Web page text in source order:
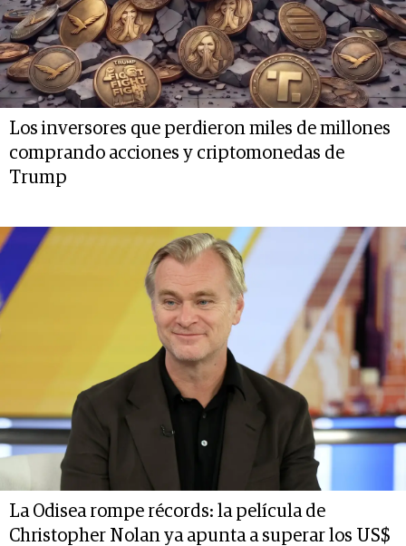
Los inversores que perdieron miles de millones
comprando acciones y criptomonedas de
Trump
La Odisea rompe récords: la película de
Christopher Nolan ya apunta a superar los US$